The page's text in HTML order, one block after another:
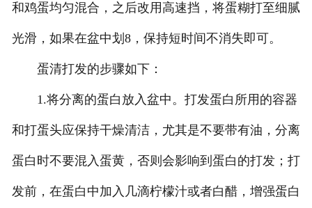
和鸡蛋均匀混合，之后改用高速挡，将蛋糊打至细腻
光滑，如果在盆中划8，保持短时间不消失即可。
蛋清打发的步骤如下：
1.将分离的蛋白放入盆中。打发蛋白所用的容器
和打蛋头应保持干燥清洁，尤其是不要带有油，分离
蛋白时不要混入蛋黄，否则会影响到蛋白的打发；打
发前，在蛋白中加入几滴柠檬汁或者白醋，增强蛋白